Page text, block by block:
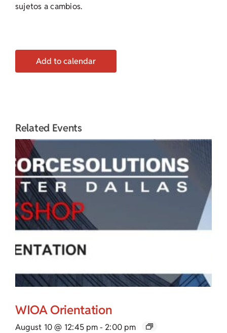
sujetos a cambios.
Add to calendar
Related Events
WIOA Orientation
August 10 @ 12:45 pm- 2:00 pm